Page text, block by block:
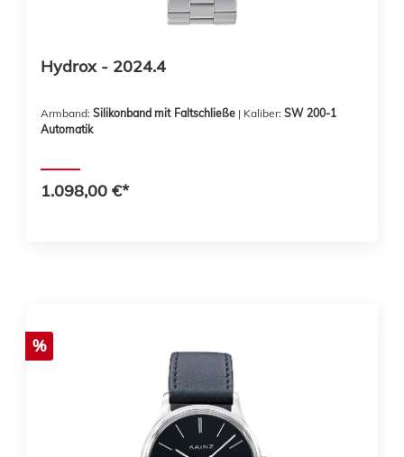
Hydrox - 2024.4
Armband: Silikonband mit Faltschließe | Kaliber: SW 200-1
Automatik
1.098,00 €*
%